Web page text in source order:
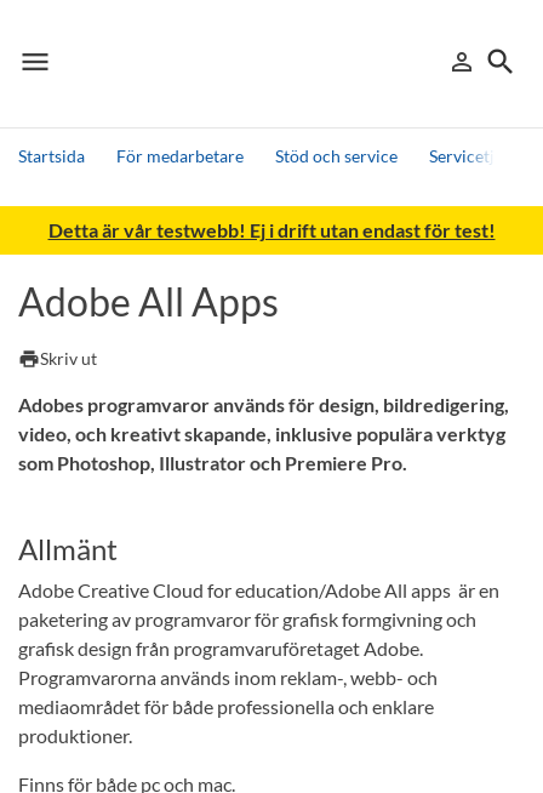
menu
Meny person_outline
Logga in
search
Sök
Startsida För medarbetare Stöd och service Servicetjänster
Sök
Andra söktjänster
Detta är vår testwebb! Ej i drift utan endast för test!
Adobe All Apps
printSkriv ut
Adobes programvaror används för design, bildredigering,
video, och kreativt skapande, inklusive populära verktyg
som Photoshop, Illustrator och Premiere Pro.
Allmänt
Adobe Creative Cloud for education/Adobe All apps är en
paketering av programvaror för grafisk formgivning och
grafisk design från programvaruföretaget Adobe.
Programvarorna används inom reklam-, webb- och
mediaområdet för både professionella och enklare
produktioner.
Finns för både pc och mac.